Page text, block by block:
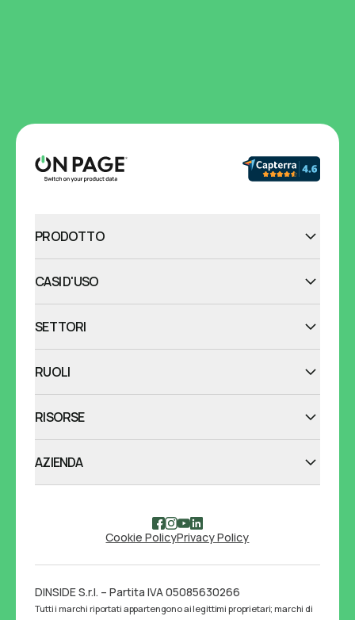
PRODOTTO
CASI D'USO
SETTORI
RUOLI
RISORSE
AZIENDA
Cookie PolicyPrivacy Policy
DINSIDE S.r.l. – Partita IVA 05085630266
Tutti i marchi riportati appartengono ai legittimi proprietari; marchi di